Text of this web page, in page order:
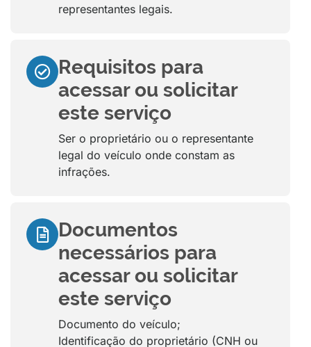
representantes legais.
Requisitos para
acessar ou solicitar
este serviço
Ser o proprietário ou o representante
legal do veículo onde constam as
infrações.
Documentos
necessários para
acessar ou solicitar
este serviço
Documento do veículo;
Identificação do proprietário (CNH ou